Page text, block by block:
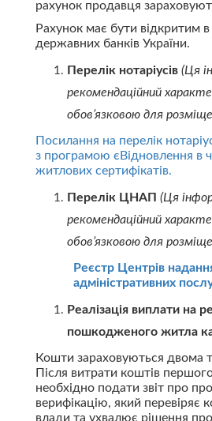
рахунок продавця
Рахунок має бути відкритим
державних банків України.
Перелік нотаріусів (Ця
рекомендаційний
обов’язковою для
Посилання на перелік
з програмою єВідновлення в
житлових сертифікатів.
Перелік ЦНАП (Ця
рекомендаційний
обов’язковою для
Реєстр Центрів
адміністративних
Реалізація виплати на
пошкодженого житла
Кошти зараховуються двома
Після витрати коштів
необхідно подати звіт про
верифікацію, який перевіряє
влади та ухвалює рішення